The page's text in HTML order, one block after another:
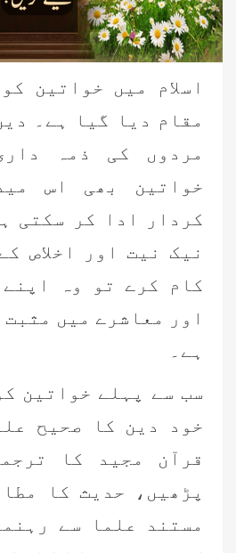
اسلام میں خواتین
مقام دیا گیا ہے۔
مردوں کی ذمہ
خواتین بھی اس
کردار ادا کر سکتی
نیک نیت اور اخلاص
کام کرے تو وہ
اور معاشرے میں مثبت
ہے۔
سب سے پہلے خواتین
خود دین کا صحیح
قرآن مجید کا
پڑھیں، حدیث کا
مستند علما سے